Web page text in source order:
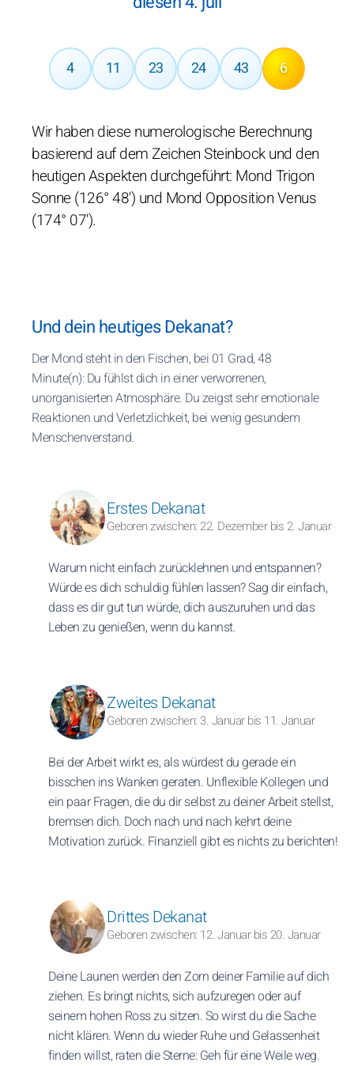
4 11 23 24 43 6
Wir haben diese numerologische Berechnung
basierend auf dem Zeichen Steinbock und den
heutigen Aspekten durchgeführt: Mond Trigon
Sonne (126° 48') und Mond Opposition Venus
(174° 07').
Und dein heutiges Dekanat?
Der Mond steht in den Fischen, bei 01 Grad, 48
Minute(n): Du fühlst dich in einer verworrenen,
unorganisierten Atmosphäre. Du zeigst sehr emotionale
Reaktionen und Verletzlichkeit, bei wenig gesundem
Menschenverstand.
Erstes Dekanat
Geboren zwischen: 22. Dezember bis 2. Januar
Warum nicht einfach zurücklehnen und entspannen?
Würde es dich schuldig fühlen lassen? Sag dir einfach,
dass es dir gut tun würde, dich auszuruhen und das
Leben zu genießen, wenn du kannst.
Zweites Dekanat
Geboren zwischen: 3. Januar bis 11. Januar
Bei der Arbeit wirkt es, als würdest du gerade ein
bisschen ins Wanken geraten. Unflexible Kollegen und
ein paar Fragen, die du dir selbst zu deiner Arbeit stellst,
bremsen dich. Doch nach und nach kehrt deine
Motivation zurück. Finanziell gibt es nichts zu berichten!
Drittes Dekanat
Geboren zwischen: 12. Januar bis 20. Januar
Deine Launen werden den Zorn deiner Familie auf dich
ziehen. Es bringt nichts, sich aufzuregen oder auf
seinem hohen Ross zu sitzen. So wirst du die Sache
nicht klären. Wenn du wieder Ruhe und Gelassenheit
finden willst, raten die Sterne: Geh für eine Weile weg.